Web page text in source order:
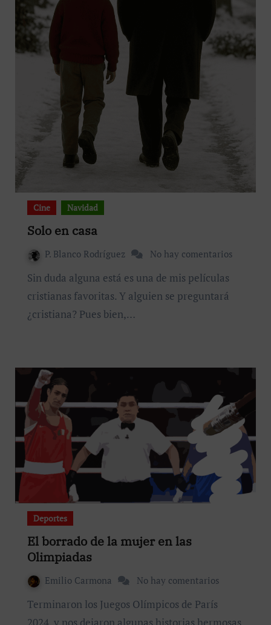
Cine Navidad
Solo en casa
P. Blanco Rodríguez No hay comentarios
Sin duda alguna está es una de mis películas
cristianas favoritas. Y alguien se preguntará
¿cristiana? Pues bien,…
Deportes
El borrado de la mujer en las
Olimpiadas
Emilio Carmona No hay comentarios
Terminaron los Juegos Olímpicos de París
2024, y nos dejaron algunas historias hermosas